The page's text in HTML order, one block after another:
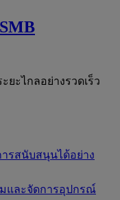
ยะไกลอย่างรวดเร็ว
รสนับสนุนได้อย่าง
และจัดการอุปกรณ์